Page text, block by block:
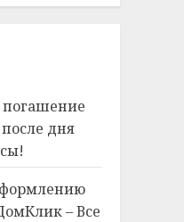
погашение
дня
– Все